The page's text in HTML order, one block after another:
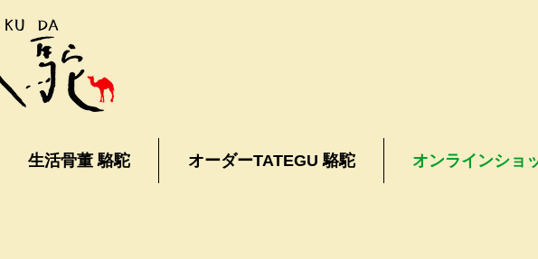
生活骨董 駱駝 オーダーTATEGU 駱駝 オンラインショ